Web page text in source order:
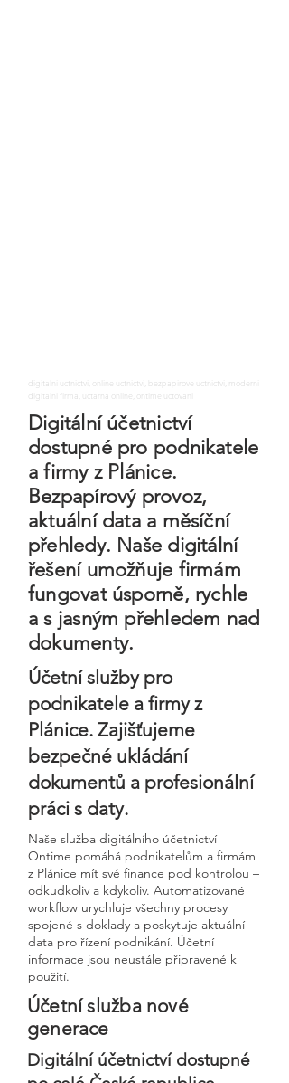
digitalni uctnictvi, online uctnictvi, bezpapirove uctnictvi, moderni
digitalni firma, uctarna online, ontime uctovani
Digitální účetnictví
dostupné pro podnikatele
a firmy z Plánice.
Bezpapírový provoz,
aktuální data a měsíční
přehledy. Naše digitální
řešení umožňuje firmám
fungovat úsporně, rychle
a s jasným přehledem nad
dokumenty.
Účetní služby pro
podnikatele a firmy z
Plánice. Zajišťujeme
bezpečné ukládání
dokumentů a profesionální
práci s daty.
Naše služba digitálního účetnictví
Ontime pomáhá podnikatelům a firmám
z Plánice mít své finance pod kontrolou –
odkudkoliv a kdykoliv. Automatizované
workflow urychluje všechny procesy
spojené s doklady a poskytuje aktuální
data pro řízení podnikání. Účetní
informace jsou neustále připravené k
použití.
Účetní služba nové
generace
Digitální účetnictví dostupné